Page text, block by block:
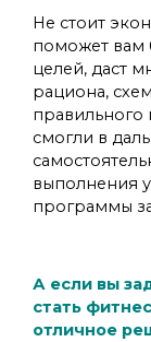
Не стоит
поможет вам
целей, даст
рациона,
правильного
смогли в
выполнения
программы
А если вы
стать
отличное